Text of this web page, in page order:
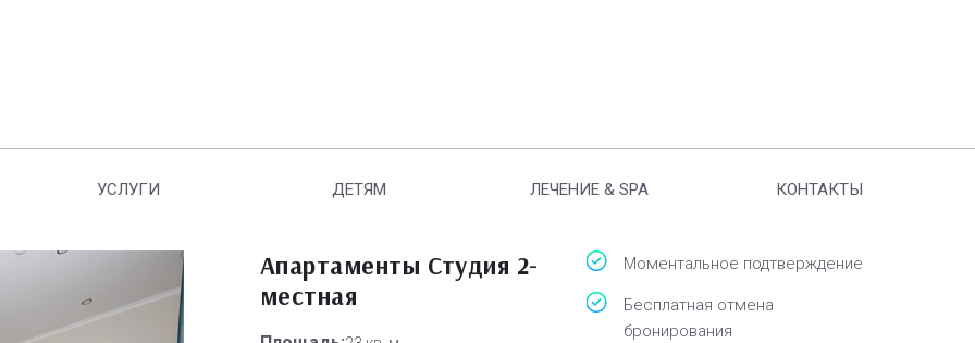
УСЛУГИ ДЕТЯМ ЛЕЧЕНИЕ & SPA КОНТАКТЫ
Апартаменты Студия 2-
местная
Моментальное подтверждение
Бесплатная отмена
бронирования